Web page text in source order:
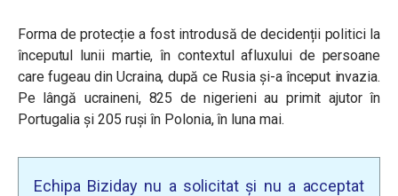
Forma de protecție a fost introdusă de decidenții politici la
începutul lunii martie, în contextul afluxului de persoane
care fugeau din Ucraina, după ce Rusia și-a început invazia.
Pe lângă ucraineni, 825 de nigerieni au primit ajutor în
Portugalia și 205 ruși în Polonia, în luna mai.
Echipa Biziday nu a solicitat și nu a acceptat